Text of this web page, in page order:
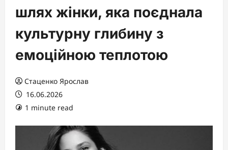
шлях жінки, яка поєднала
культурну глибину з
емоційною теплотою
Стаценко Ярослав
16.06.2026
1 minute read